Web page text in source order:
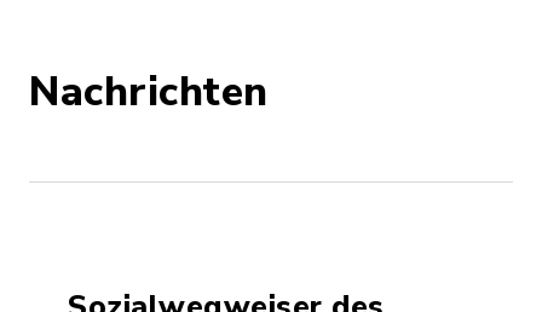
Nachrichten